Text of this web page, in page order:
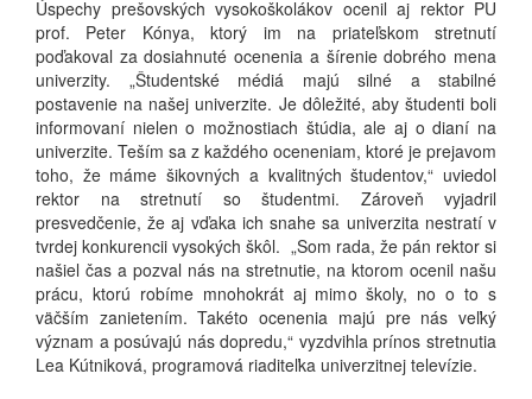
Úspechy prešovských vysokoškolákov ocenil aj rektor PU
prof. Peter Kónya, ktorý im na priateľskom stretnutí
poďakoval za dosiahnuté ocenenia a šírenie dobrého mena
univerzity. „Študentské médiá majú silné a stabilné
postavenie na našej univerzite. Je dôležité, aby študenti boli
informovaní nielen o možnostiach štúdia, ale aj o dianí na
univerzite. Teším sa z každého oceneniam, ktoré je prejavom
toho, že máme šikovných a kvalitných študentov,“ uviedol
rektor na stretnutí so študentmi. Zároveň vyjadril
presvedčenie, že aj vďaka ich snahe sa univerzita nestratí v
tvrdej konkurencii vysokých škôl. „Som rada, že pán rektor si
našiel čas a pozval nás na stretnutie, na ktorom ocenil našu
prácu, ktorú robíme mnohokrát aj mimo školy, no o to s
väčším zanietením. Takéto ocenenia majú pre nás veľký
význam a posúvajú nás dopredu,“ vyzdvihla prínos stretnutia
Lea Kútniková, programová riaditeľka univerzitnej televízie.